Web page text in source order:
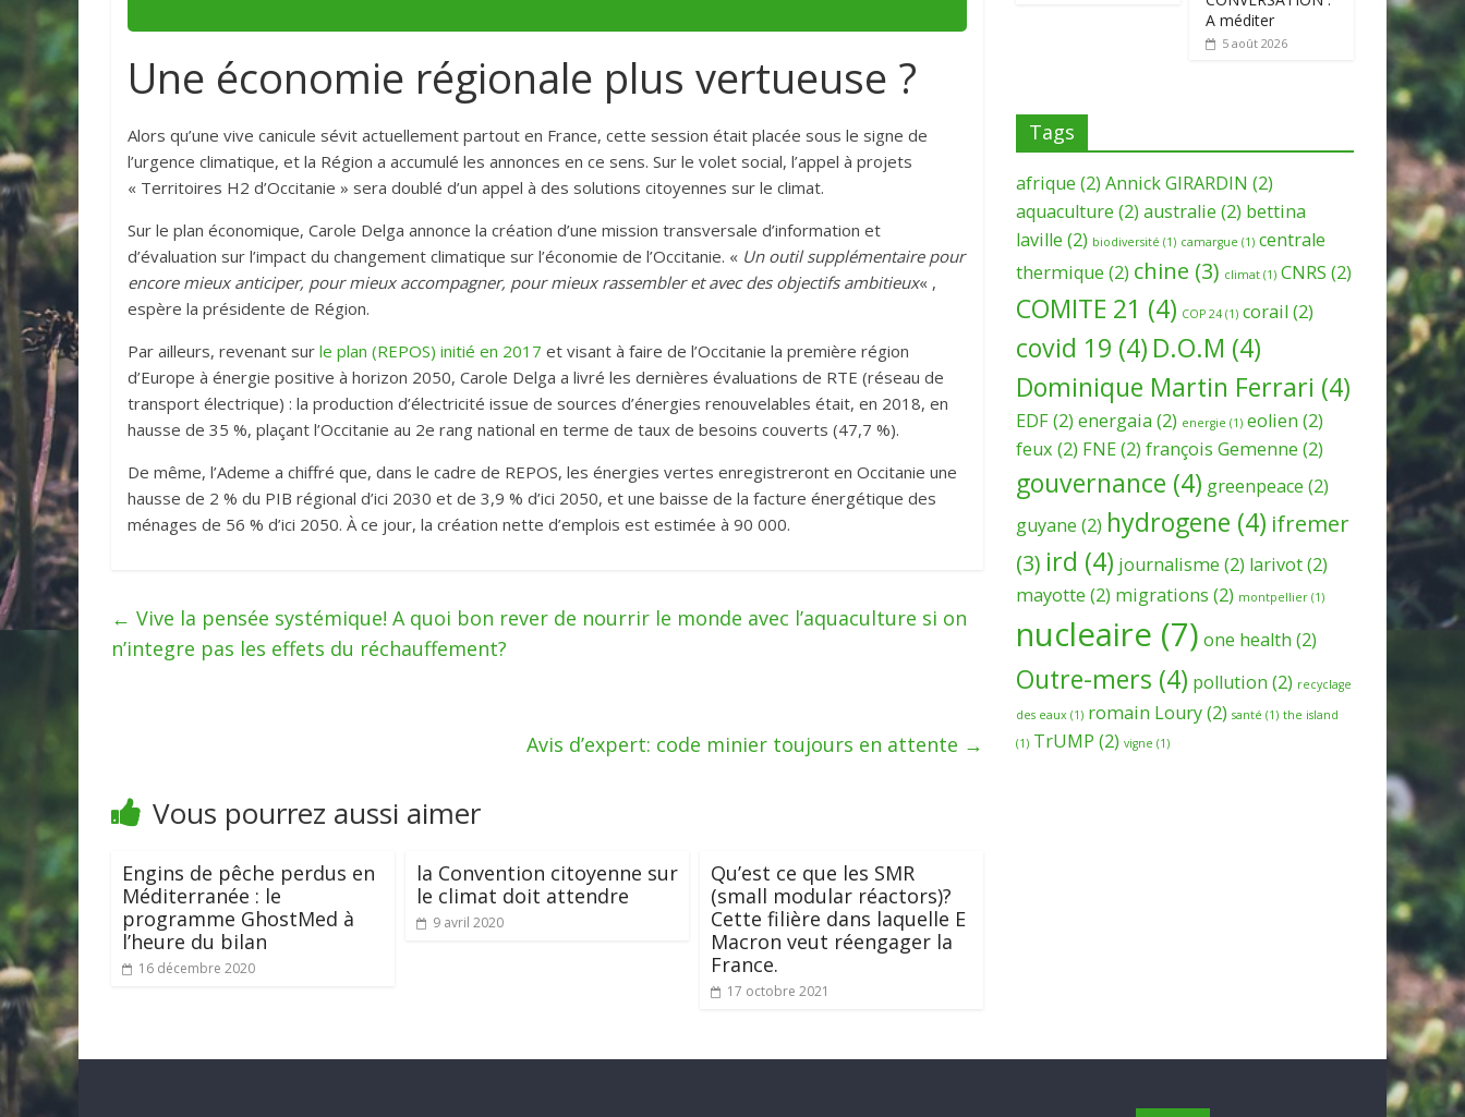
Une économie régionale plus vertueuse ?
Alors qu’une vive canicule sévit actuellement partout en France, cette session était placée sous le signe de
l’urgence climatique, et la Région a accumulé les annonces en ce sens. Sur le volet social, l’appel à projets
« Territoires H2 d’Occitanie » sera doublé d’un appel à des solutions citoyennes sur le climat.
Sur le plan économique, Carole Delga annonce la création d’une mission transversale d’information et
d’évaluation sur l’impact du changement climatique sur l’économie de l’Occitanie. « Un outil supplémentaire pour
encore mieux anticiper, pour mieux accompagner, pour mieux rassembler et avec des objectifs ambitieux« ,
espère la présidente de Région.
Par ailleurs, revenant sur le plan (REPOS) initié en 2017 et visant à faire de l’Occitanie la première région
d’Europe à énergie positive à horizon 2050, Carole Delga a livré les dernières évaluations de RTE (réseau de
transport électrique) : la production d’électricité issue de sources d’énergies renouvelables était, en 2018, en
hausse de 35 %, plaçant l’Occitanie au 2e rang national en terme de taux de besoins couverts (47,7 %).
De même, l’Ademe a chiffré que, dans le cadre de REPOS, les énergies vertes enregistreront en Occitanie une
hausse de 2 % du PIB régional d’ici 2030 et de 3,9 % d’ici 2050, et une baisse de la facture énergétique des
ménages de 56 % d’ici 2050. À ce jour, la création nette d’emplois est estimée à 90 000.
← Vive la pensée systémique! A quoi bon rever de nourrir le monde avec l’aquaculture si on
n’integre pas les effets du réchauffement?
Avis d’expert: code minier toujours en attente →
Vous pourrez aussi aimer
Engins de pêche perdus en
Méditerranée : le
programme GhostMed à
l’heure du bilan
16 décembre 2020
la Convention citoyenne sur
le climat doit attendre
9 avril 2020
Qu’est ce que les SMR
(small modular réactors)?
Cette filière dans laquelle E
Macron veut réengager la
France.
17 octobre 2021
A méditer
5 août 2026
Tags
afrique (2) Annick GIRARDIN (2)
aquaculture (2) australie (2) bettina
laville (2) biodiversité (1) camargue (1) centrale
thermique (2) chine (3) climat (1) CNRS (2)
COMITE 21 (4) COP 24 (1) corail (2)
covid 19 (4) D.O.M (4)
Dominique Martin Ferrari (4)
EDF(2) energaia (2) energie (1) eolien (2)
feux (2) FNE(2) françois Gemenne (2)
gouvernance (4) greenpeace (2)
guyane (2) hydrogene (4) ifremer
(3) ird (4) journalisme (2) larivot(2)
mayotte (2) migrations (2) montpellier (1)
nucleaire (7) one health (2)
Outre-mers (4) pollution (2) recyclage
des eaux (1) romain Loury(2) santé (1) the island
(1) TrUMP (2) vigne (1)